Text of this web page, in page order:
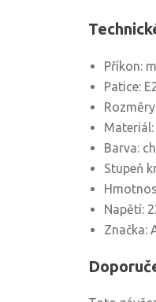
Příkon:
Patice:
Barva:
Stupeň
Napětí:
Značka: